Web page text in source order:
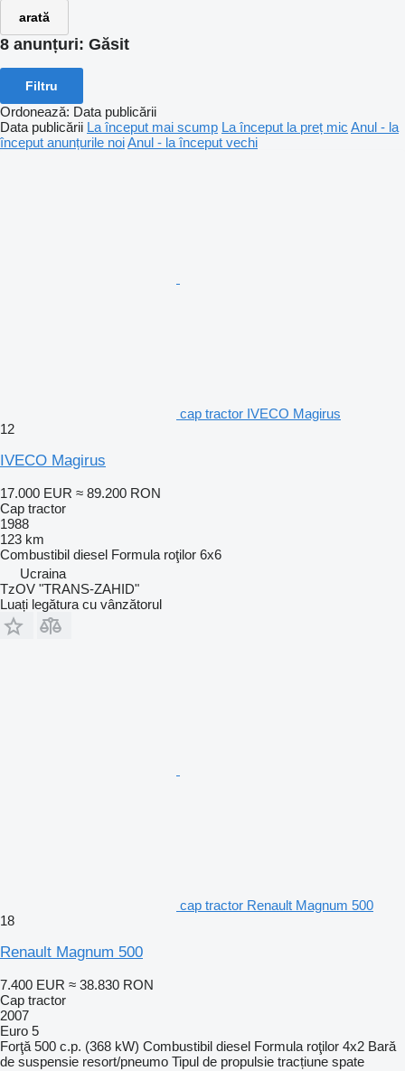
arată
8 anunțuri: Găsit
Filtru
Ordonează: Data publicării
Data publicării La început mai scump La început la preț mic Anul - la
început anunțurile noiAnul - la început vechi
cap tractor IVECO Magirus
12
IVECO Magirus
17.000 EUR ≈ 89.200 RON
Cap tractor
1988
123 km
Combustibil diesel Formula roţilor 6x6
Ucraina
TzOV "TRANS-ZAHID"
Luați legătura cu vânzătorul
cap tractor Renault Magnum 500
18
Renault Magnum 500
7.400 EUR ≈ 38.830 RON
Cap tractor
2007
Euro 5
Forţă 500 c.p. (368 kW) Combustibil diesel Formula roţilor 4x2 Bară
de suspensie resort/pneumo Tipul de propulsie tracțiune spate